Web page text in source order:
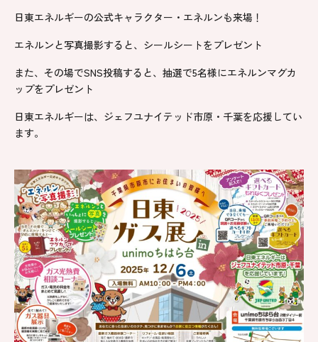
日東エネルギーの公式キャラクター・エネルンも来場！
エネルンと写真撮影すると、シールシートをプレゼント
また、その場でSNS投稿すると、抽選で5名様にエネルンマグカ
ップをプレゼント
日東エネルギーは、ジェフユナイテッド市原・千葉を応援してい
ます。